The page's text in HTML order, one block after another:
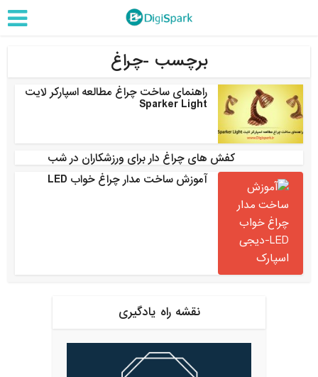
برچسب -چراغ
راهنمای ساخت چراغ مطالعه اسپارکر لایت
Sparker Light
کفش های چراغ دار برای ورزشکاران در شب
آموزش ساخت مدار چراغ خواب LED
نقشه راه یادگیری